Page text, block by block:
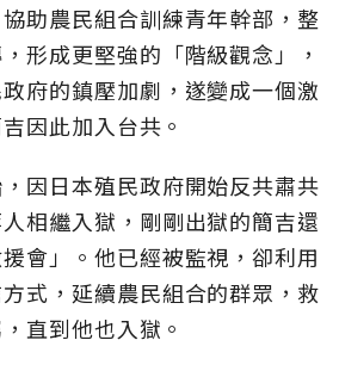
助農民組合訓練青年幹部，整
形成更堅強的「階級觀念」，
府的鎮壓加劇，遂變成一個激
因此加入台共。
因日本殖民政府開始反共肅共
相繼入獄，剛剛出獄的簡吉還
會」。他已經被監視，卻利用
式，延續農民組合的群眾，救
直到他也入獄。